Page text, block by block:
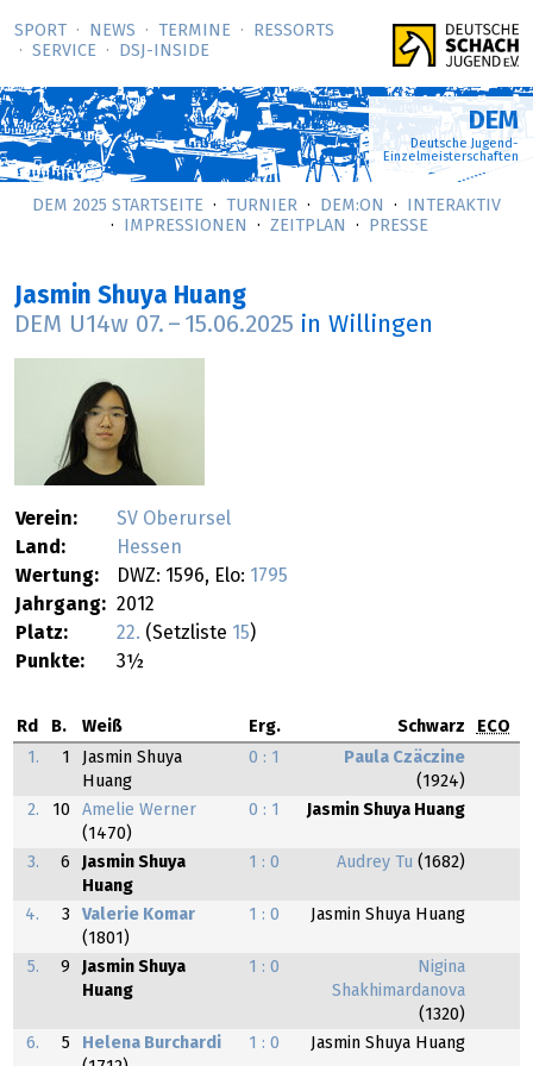
SPORT NEWS TERMINE
RESSORTS
SERVICE
DSJ-­INSIDE
DEM
Deutsche Jugend-
Einzelmeisterschaften
DEM 2025 STARTSEITE TURNIER DEM:ON
INTERAKTIV
IMPRESSIONEN
ZEITPLAN PRESSE
Jasmin Shuya Huang
DEM U14w 07. – 15.06.2025 in Willingen
Verein:
SV Oberursel
Land:
Hessen
Wertung:
DWZ: 1596, Elo: 1795
Jahrgang: 2012
Platz:
22. (Setzliste 15)
Punkte:
3½
Rd B. Weiß Erg. Schwarz
ECO
1.
1
Jasmin Shuya
Huang
0 : 1
Paula Czäczine
(1924)
2.
10
Amelie Werner
(1470)
0 : 1 Jasmin Shuya Huang
3. 6
Jasmin Shuya
Huang
1 : 0 Audrey Tu (1682)
4. 3
Valerie Komar
(1801)
1 : 0 Jasmin Shuya Huang
5. 9
Jasmin Shuya
Huang
1 : 0
Nigina
Shakhimardanova
(1320)
6.
5
Helena Burchardi
1 : 0 Jasmin Shuya Huang